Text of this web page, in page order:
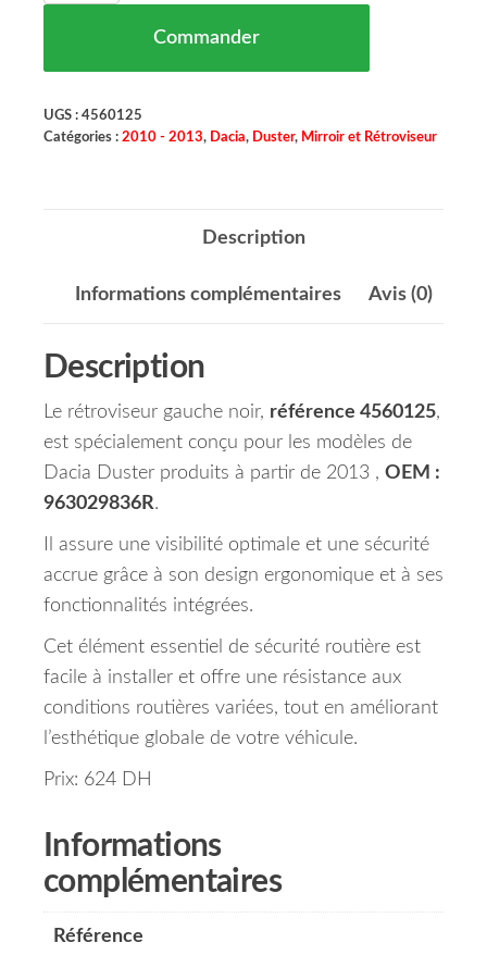
Commander
UGS : 4560125
Catégories : 2010 - 2013, Dacia, Duster, Mirroir et Rétroviseur
Description
Informations complémentaires Avis (0)
Description
Le rétroviseur gauche noir, référence 4560125,
est spécialement conçu pour les modèles de
Dacia Duster produits à partir de 2013 , OEM :
963029836R.
Il assure une visibilité optimale et une sécurité
accrue grâce à son design ergonomique et à ses
fonctionnalités intégrées.
Cet élément essentiel de sécurité routière est
facile à installer et offre une résistance aux
conditions routières variées, tout en améliorant
l’esthétique globale de votre véhicule.
Prix: 624 DH
Informations
complémentaires
Référence